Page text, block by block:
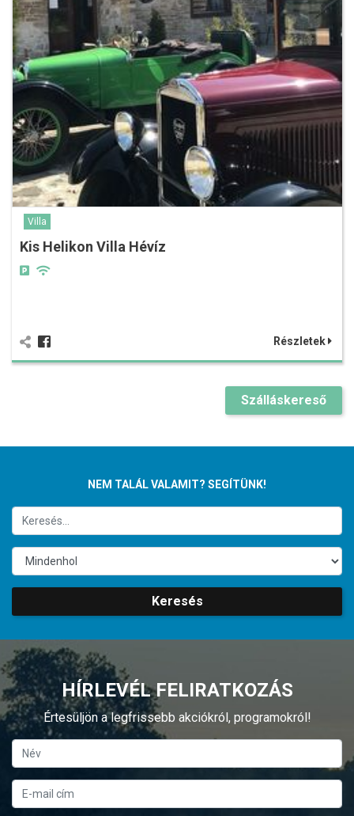
Villa
Kis Helikon Villa Hévíz
Részletek
Szálláskereső
NEM TALÁL VALAMIT? SEGÍTÜNK!
Keresés
HÍRLEVÉL FELIRATKOZÁS
Értesüljön a legfrissebb akciókról, programokról!